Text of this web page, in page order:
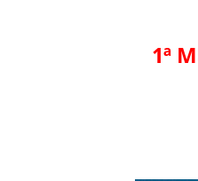
1ª